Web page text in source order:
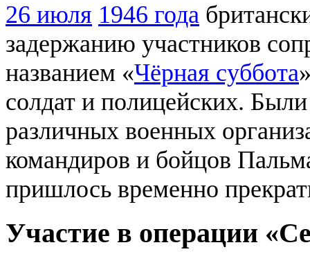
26 июля 1946 года
задержанию участников
названием «Чёрная суббота
солдат и полицейских.
различных военных
командиров и бойцов
пришлось временно
Участие в операции